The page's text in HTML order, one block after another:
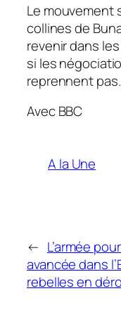
Le mouvement
collines de
revenir dans
si les
reprennent pas.
Avec BBC
A la Une
← L’armée
avancée dans
rebelles en